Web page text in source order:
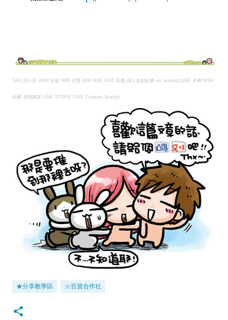
TAG:四小折 off60 哈妮 呵呵 可樂 批特 玫玫 LINE 貼圖 個人原創貼圖 ios android LINE 手機 MSN
貼圖 表情圖案 LINE STORE LINE Creators Market
★分享教學區 ☆百貨合作社